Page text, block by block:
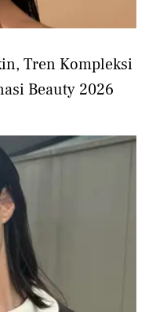
Tren Kompleksi
Beauty 2026